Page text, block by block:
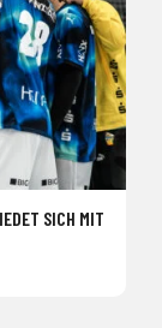
SICH MIT